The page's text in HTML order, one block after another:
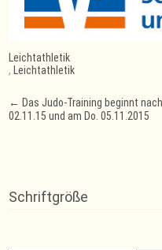
Leichtathletik
, Leichtathletik
Post
navigation
← Das Judo-Training beginnt
02.11.15 und am Do. 05.11.2015
Schriftgröße